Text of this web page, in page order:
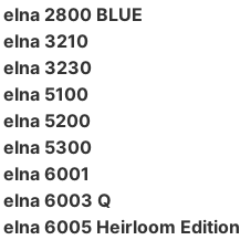
2800 BLUE
3210
3230
5100
5200
5300
6001
6003 Q
6005 Heirloom Edition